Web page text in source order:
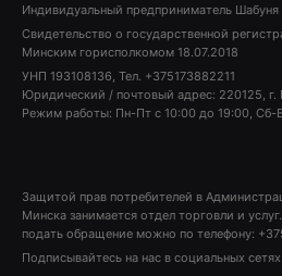
Индивидуальный предприниматель
Свидетельство о государственной
Минским горисполкомом 18.07.2018
УНП 193108136, Тел. +375173882211
Юридический / почтовый адрес: 220125,
Режим работы: Пн-Пт с 10:00 до 19:00,
Защитой прав потребителей в
Минска занимается отдел торговли и
подать обращение можно по телефону:
Подписывайтесь на нас в социальных сетях: